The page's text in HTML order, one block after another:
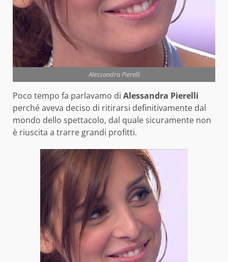
Alessandra Pierelli
Poco tempo fa parlavamo di Alessandra Pierelli
perché aveva deciso di ritirarsi definitivamente dal
mondo dello spettacolo, dal quale sicuramente non
è riuscita a trarre grandi profitti.